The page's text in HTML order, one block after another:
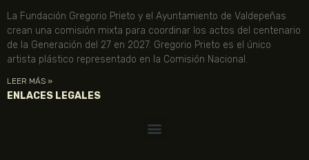
La Fundación Gregorio Prieto y el Ayuntamiento de Valdepeñas
crean una comisión mixta para coordinar los actos del centenario
de la Generación del 27 en 2027. Gregorio Prieto es el único
artista plástico representado en la Comisión Nacional.
LEER MÁS »
ENLACES LEGALES